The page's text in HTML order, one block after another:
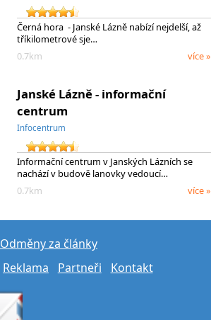
Černá hora - Janské Lázně nabízí nejdelší, až
tříkilometrové sje…
0.7km
více »
Janské Lázně - informační
centrum
Infocentrum
Informační centrum v Janských Lázních se
nachází v budově lanovky vedoucí…
0.7km
více »
Odměny za články
Reklama Partneři Kontakt